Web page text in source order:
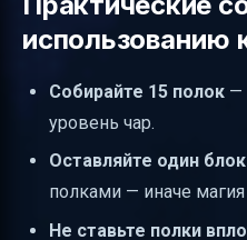
использованию
Собирайте 15 полок —
уровень чар.
Оставляйте один
полками — иначе
Не ставьте полки